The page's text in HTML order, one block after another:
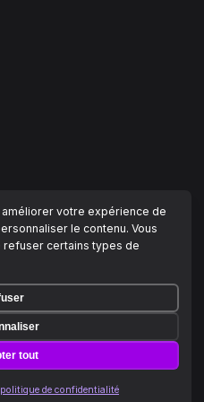
votre expérience de
le contenu. Vous
certains types de
tout
de confidentialité